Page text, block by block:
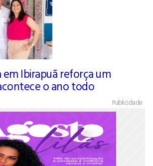
em Ibirapuã reforça um
o ano todo
Publicidade